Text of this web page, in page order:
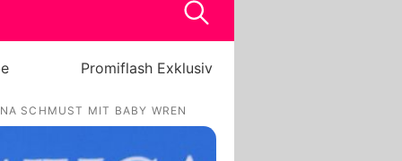
Promiflash Exklusiv
SCHMUST MIT BABY WREN